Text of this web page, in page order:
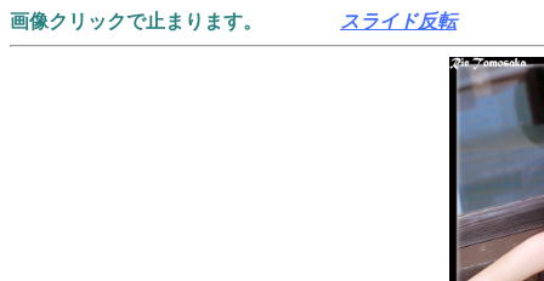
画像クリックで止まります。 スライド反転